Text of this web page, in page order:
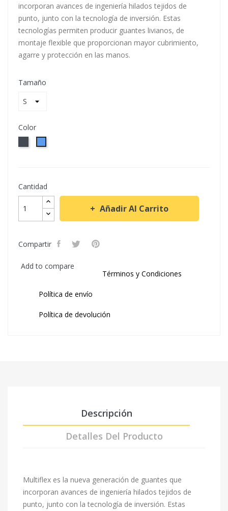
incorporan avances de ingeniería hilados tejidos de
punto, junto con la tecnología de inversión. Estas
tecnologías permiten producir guantes livianos, de
montaje flexible que proporcionan mayor cubrimiento,
agarre y protección en las manos.
Tamaño
Color
Cantidad
Añadir Al Carrito
Compartir
Add to compare
Términos y Condiciones
Política de envío
Política de devolución
Descripción
Detalles Del Producto
Multiflex es la nueva generación de guantes que
incorporan avances de ingeniería hilados tejidos de
punto, junto con la tecnología de inversión. Estas